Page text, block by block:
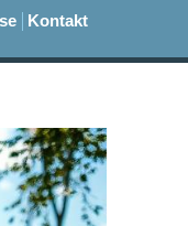
Kontakt